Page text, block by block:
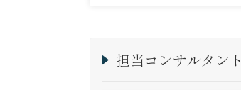
担当コンサルタント